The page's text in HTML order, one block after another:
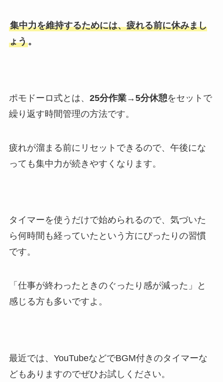
集中力を維持するためには、疲れる前に休みまし
ょう。
ポモドーロ式とは、 25分作業→5分休憩をセットで
繰り返す時間管理の方法です。
疲れが溜まる前にリセットできるので、午後にな
っても集中力が続きやすくなります。
タイマーを使うだけで始められるので、気づいた
ら何時間も経っていたという方にぴったりの習慣
です。
「仕事が終わったときのぐったり感が減った」と
感じる方も多いですよ。
最近では、YouTubeなどでBGM付きのタイマーな
どもありますのでぜひお試しください。